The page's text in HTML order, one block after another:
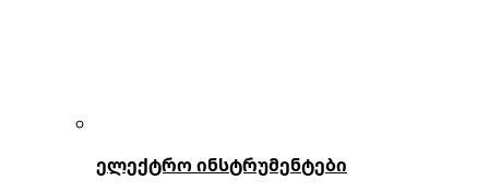
ელექტრო ინსტრუმენტები